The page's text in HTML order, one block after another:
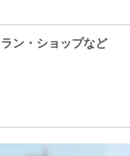
ン・ショップなど